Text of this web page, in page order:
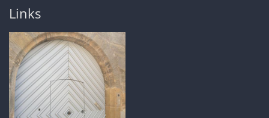
Links